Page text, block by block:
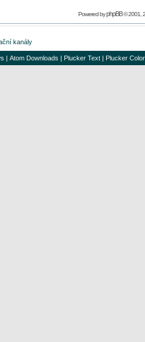
Powered byphpBB© 2001,
kanály
| Atom Downloads | Plucker Text | Plucker Color